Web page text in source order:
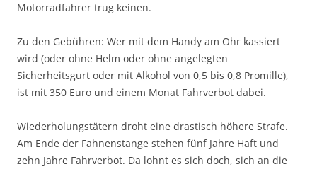
Motorradfahrer trug keinen.
Zu den Gebühren: Wer mit dem Handy am Ohr kassiert
wird (oder ohne Helm oder ohne angelegten
Sicherheitsgurt oder mit Alkohol von 0,5 bis 0,8 Promille),
ist mit 350 Euro und einem Monat Fahrverbot dabei.
Wiederholungstätern droht eine drastisch höhere Strafe.
Am Ende der Fahnenstange stehen fünf Jahre Haft und
zehn Jahre Fahrverbot. Da lohnt es sich doch, sich an die